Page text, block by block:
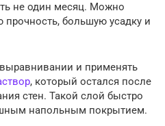
не один месяц. Можно
большую усадку и
и применять
, который остался после
стен. Такой слой быстро
напольным покрытием.